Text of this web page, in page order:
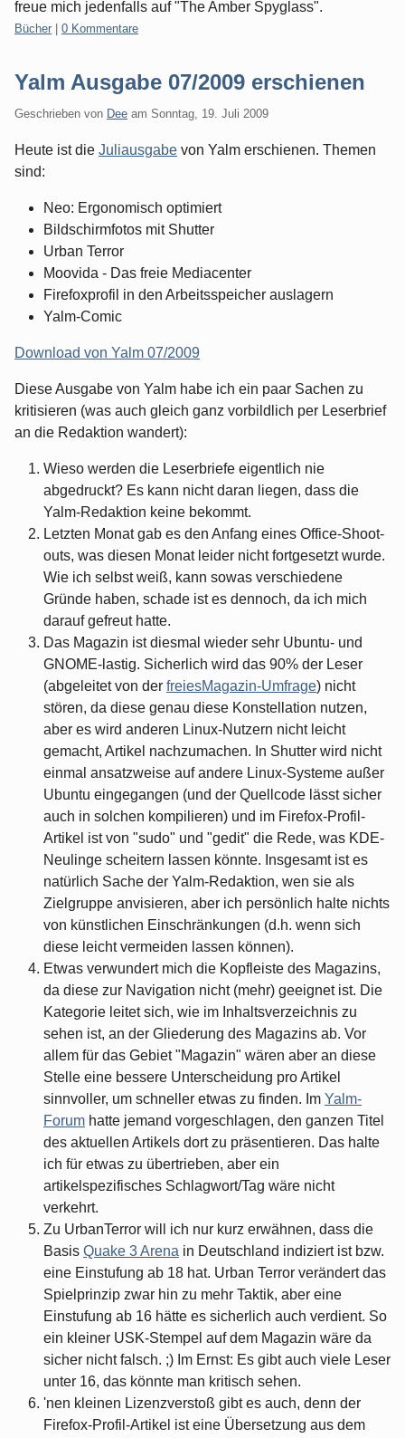
freue mich jedenfalls auf "The Amber Spyglass".
Kategorien:
Bücher 0 Kommentare
Yalm Ausgabe 07/2009 erschienen
Geschrieben von Dee am Sonntag, 19. Juli 2009
Heute ist die Juliausgabe von Yalm erschienen. Themen
sind:
Neo: Ergonomisch optimiert
Bildschirmfotos mit Shutter
Urban Terror
Moovida - Das freie Mediacenter
Firefoxprofil in den Arbeitsspeicher auslagern
Yalm-Comic
Download von Yalm 07/2009
Diese Ausgabe von Yalm habe ich ein paar Sachen zu
kritisieren (was auch gleich ganz vorbildlich per Leserbrief
an die Redaktion wandert):
Wieso werden die Leserbriefe eigentlich nie
abgedruckt? Es kann nicht daran liegen, dass die
Yalm-Redaktion keine bekommt.
Letzten Monat gab es den Anfang eines Office-Shoot-
outs, was diesen Monat leider nicht fortgesetzt wurde.
Wie ich selbst weiß, kann sowas verschiedene
Gründe haben, schade ist es dennoch, da ich mich
darauf gefreut hatte.
Das Magazin ist diesmal wieder sehr Ubuntu- und
GNOME-lastig. Sicherlich wird das 90% der Leser
(abgeleitet von der freiesMagazin-Umfrage) nicht
stören, da diese genau diese Konstellation nutzen,
aber es wird anderen Linux-Nutzern nicht leicht
gemacht, Artikel nachzumachen. In Shutter wird nicht
einmal ansatzweise auf andere Linux-Systeme außer
Ubuntu eingegangen (und der Quellcode lässt sicher
auch in solchen kompilieren) und im Firefox-Profil-
Artikel ist von "sudo" und "gedit" die Rede, was KDE-
Neulinge scheitern lassen könnte. Insgesamt ist es
natürlich Sache der Yalm-Redaktion, wen sie als
Zielgruppe anvisieren, aber ich persönlich halte nichts
von künstlichen Einschränkungen (d.h. wenn sich
diese leicht vermeiden lassen können).
Etwas verwundert mich die Kopfleiste des Magazins,
da diese zur Navigation nicht (mehr) geeignet ist. Die
Kategorie leitet sich, wie im Inhaltsverzeichnis zu
sehen ist, an der Gliederung des Magazins ab. Vor
allem für das Gebiet "Magazin" wären aber an diese
Stelle eine bessere Unterscheidung pro Artikel
sinnvoller, um schneller etwas zu finden. Im Yalm-
Forum hatte jemand vorgeschlagen, den ganzen Titel
des aktuellen Artikels dort zu präsentieren. Das halte
ich für etwas zu übertrieben, aber ein
artikelspezifisches Schlagwort/Tag wäre nicht
verkehrt.
Zu UrbanTerror will ich nur kurz erwähnen, dass die
Basis Quake 3 Arena in Deutschland indiziert ist bzw.
eine Einstufung ab 18 hat. Urban Terror verändert das
Spielprinzip zwar hin zu mehr Taktik, aber eine
Einstufung ab 16 hätte es sicherlich auch verdient. So
ein kleiner USK-Stempel auf dem Magazin wäre da
sicher nicht falsch. ;) Im Ernst: Es gibt auch viele Leser
unter 16, das könnte man kritisch sehen.
'nen kleinen Lizenzverstoß gibt es auch, denn der
Firefox-Profil-Artikel ist eine Übersetzung aus dem